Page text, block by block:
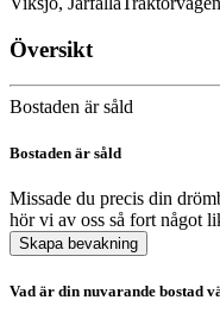
Översikt
Bostaden är såld
Bostaden är såld
Missade du precis din
hör vi av oss så fort något
Skapa bevakning
Vad är din nuvarande bostad